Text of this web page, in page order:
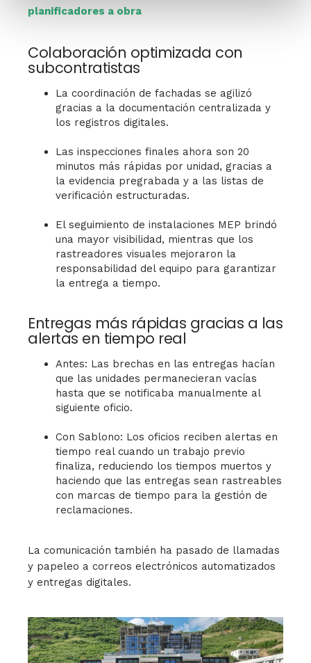
planificadores a obra
Colaboración optimizada con
subcontratistas
La coordinación de fachadas se agilizó
gracias a la documentación centralizada y
los registros digitales.
Las inspecciones finales ahora son 20
minutos más rápidas por unidad, gracias a
la evidencia pregrabada y a las listas de
verificación estructuradas.
El seguimiento de instalaciones MEP brindó
una mayor visibilidad, mientras que los
rastreadores visuales mejoraron la
responsabilidad del equipo para garantizar
la entrega a tiempo.
Entregas más rápidas gracias a las
alertas en tiempo real
Antes: Las brechas en las entregas hacían
que las unidades permanecieran vacías
hasta que se notificaba manualmente al
siguiente oficio.
Con Sablono: Los oficios reciben alertas en
tiempo real cuando un trabajo previo
finaliza, reduciendo los tiempos muertos y
haciendo que las entregas sean rastreables
con marcas de tiempo para la gestión de
reclamaciones.
La comunicación también ha pasado de llamadas
y papeleo a correos electrónicos automatizados
y entregas digitales.